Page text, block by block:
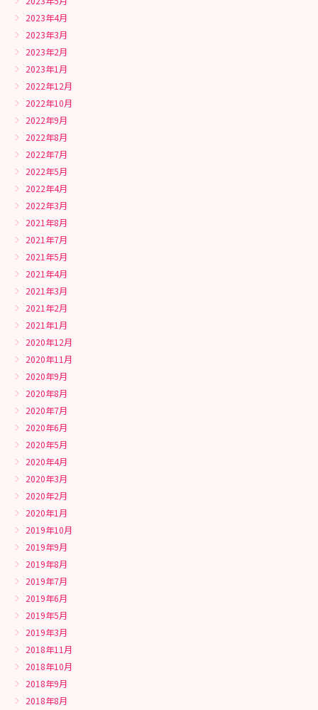
2023年4月
2023年3月
2023年2月
2023年1月
2022年12月
2022年10月
2022年9月
2022年8月
2022年7月
2022年5月
2022年4月
2022年3月
2021年8月
2021年7月
2021年5月
2021年4月
2021年3月
2021年2月
2021年1月
2020年12月
2020年11月
2020年9月
2020年8月
2020年7月
2020年6月
2020年5月
2020年4月
2020年3月
2020年2月
2020年1月
2019年10月
2019年9月
2019年8月
2019年7月
2019年6月
2019年5月
2019年3月
2018年11月
2018年10月
2018年9月
2018年8月